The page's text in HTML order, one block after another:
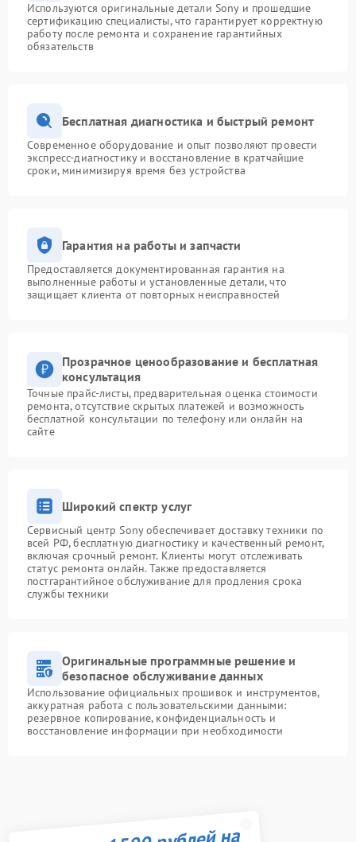
Используются оригинальные детали Sony и прошедшие
сертификацию специалисты, что гарантирует корректную
работу после ремонта и сохранение гарантийных
обязательств
Бесплатная диагностика и быстрый ремонт
Современное оборудование и опыт позволяют провести
экспресс-диагностику и восстановление в кратчайшие
сроки, минимизируя время без устройства
Гарантия на работы и запчасти
Предоставляется документированная гарантия на
выполненные работы и установленные детали, что
защищает клиента от повторных неисправностей
Прозрачное ценообразование и бесплатная
консультация
Точные прайс-листы, предварительная оценка стоимости
ремонта, отсутствие скрытых платежей и возможность
бесплатной консультации по телефону или онлайн на
сайте
Широкий спектр услуг
Сервисный центр Sony обеспечивает доставку техники по
всей РФ, бесплатную диагностику и качественный ремонт,
включая срочный ремонт. Клиенты могут отслеживать
статус ремонта онлайн. Также предоставляется
постгарантийное обслуживание для продления срока
службы техники
Оригинальные программные решение и
безопасное обслуживание данных
Использование официальных прошивок и инструментов,
аккуратная работа с пользовательскими данными:
резервное копирование, конфиденциальность и
восстановление информации при необходимости